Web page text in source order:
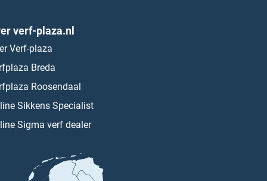
verf-plaza.nl
Verf-plaza
Breda
Roosendaal
Sikkens Specialist
Sigma verf dealer